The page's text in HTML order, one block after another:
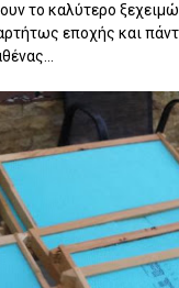
το καλύτερο
εποχής και